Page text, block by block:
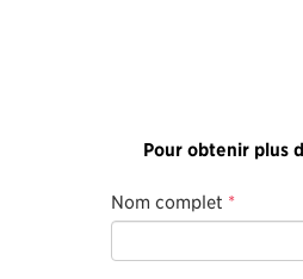
Pour obtenir plus
Nom complet *